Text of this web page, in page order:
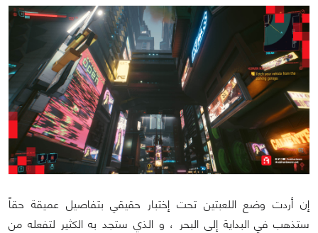
إن أردت وضع اللعبتين تحت إختبار حقيقي بتفاصيل عميقة حقاً
ستذهب في البداية إلى البحر ، و الذي ستجد به الكثير لتفعله من